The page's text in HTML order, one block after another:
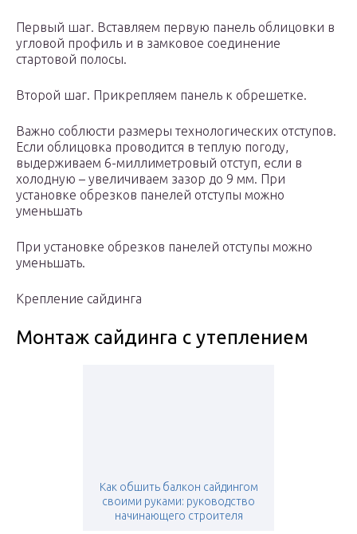
Первый шаг. Вставляем первую панель облицовки в
угловой профиль и в замковое соединение
стартовой полосы.
Второй шаг. Прикрепляем панель к обрешетке.
Важно соблюсти размеры технологических отступов.
Если облицовка проводится в теплую погоду,
выдерживаем 6-миллиметровый отступ, если в
холодную – увеличиваем зазор до 9 мм. При
установке обрезков панелей отступы можно
уменьшать
При установке обрезков панелей отступы можно
уменьшать.
Крепление сайдинга
Монтаж сайдинга с утеплением
Как обшить балкон сайдингом
своими руками: руководство
начинающего строителя